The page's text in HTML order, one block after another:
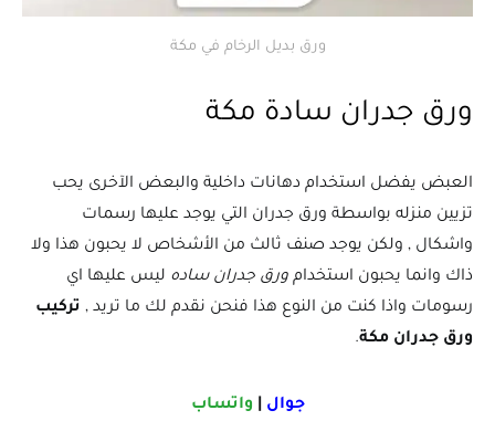
ورق بديل الرخام في مكة
ورق جدران سادة مكة
العبض يفضل استخدام دهانات داخلية والبعض الآخرى يحب
تزيين منزله بواسطة ورق جدران التي يوجد عليها رسمات
واشكال , ولكن يوجد صنف ثالث من الأشخاص لا يحبون هذا ولا
ذاك وانما يحبون استخدام ورق جدران ساده ليس عليها اي
رسومات واذا كنت من النوع هذا فنحن نقدم لك ما تريد , تركيب
ورق جدران مكة.
جوال واتساب